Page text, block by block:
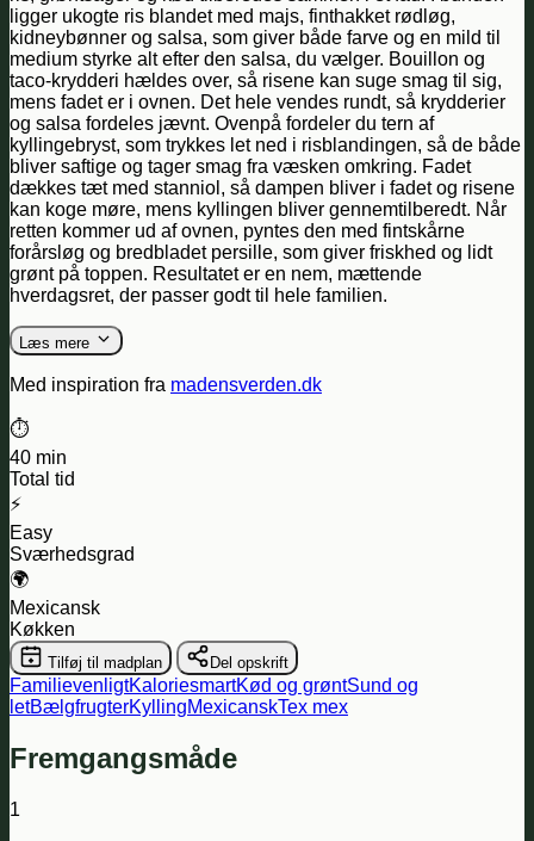
ligger ukogte ris blandet med majs, finthakket rødløg,
kidneybønner og salsa, som giver både farve og en mild til
medium styrke alt efter den salsa, du vælger. Bouillon og
taco-krydderi hældes over, så risene kan suge smag til sig,
mens fadet er i ovnen. Det hele vendes rundt, så krydderier
og salsa fordeles jævnt. Ovenpå fordeler du tern af
kyllingebryst, som trykkes let ned i risblandingen, så de både
bliver saftige og tager smag fra væsken omkring. Fadet
dækkes tæt med stanniol, så dampen bliver i fadet og risene
kan koge møre, mens kyllingen bliver gennemtilberedt. Når
retten kommer ud af ovnen, pyntes den med fintskårne
forårsløg og bredbladet persille, som giver friskhed og lidt
grønt på toppen. Resultatet er en nem, mættende
hverdagsret, der passer godt til hele familien.
Læs mere
Med inspiration fra madensverden.dk
⏱️
40 min
Total tid
⚡
Easy
Sværhedsgrad
🌍
Mexicansk
Køkken
Tilføj til madplan Del opskrift
FamilievenligtKaloriesmartKød og grøntSund og
letBælgfrugterKyllingMexicanskTex mex
Fremgangsmåde
1